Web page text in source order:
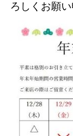
ろしくお願い